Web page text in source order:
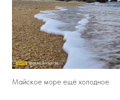
Майское море ещё холодное